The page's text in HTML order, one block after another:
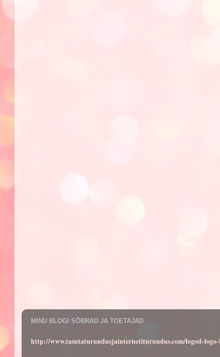
MINU BLOGI SÕBRAD JA TOETAJAD
http://www.tasutaturundusjainternetiturundus.com/logod-